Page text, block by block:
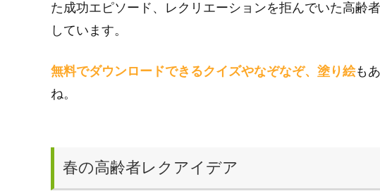
た成功エピソード、レクリエーションを拒んでいた高齢
しています。
無料でダウンロードできるクイズやなぞなぞ、塗り絵も
ね。
春の高齢者レクアイデア